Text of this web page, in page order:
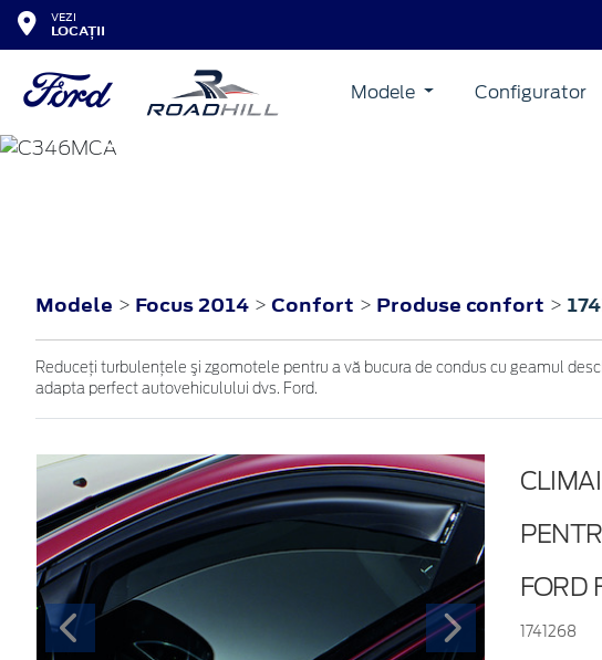
VEZI
LOCAȚII
Modele Configurator
FOCUS
Modele > Focus 2014 > Confort > Produse confort >
Reduceţi turbulenţele şi zgomotele pentru a vă bucura de condus cu geamul
adapta perfect autovehiculului dvs. Ford.
FORD
1741268